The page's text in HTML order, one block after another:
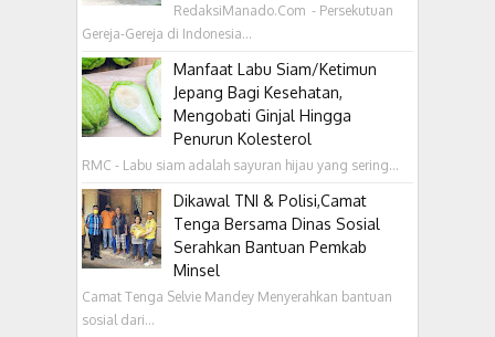
RedaksiManado.Com - Persekutuan
Gereja-Gereja di Indonesia...
Manfaat Labu Siam/Ketimun
Jepang Bagi Kesehatan,
Mengobati Ginjal Hingga
Penurun Kolesterol
RMC - Labu siam adalah sayuran hijau yang sering...
Dikawal TNI & Polisi,Camat
Tenga Bersama Dinas Sosial
Serahkan Bantuan Pemkab
Minsel
Camat Tenga Selvie Mandey Menyerahkan bantuan
sosial dari...